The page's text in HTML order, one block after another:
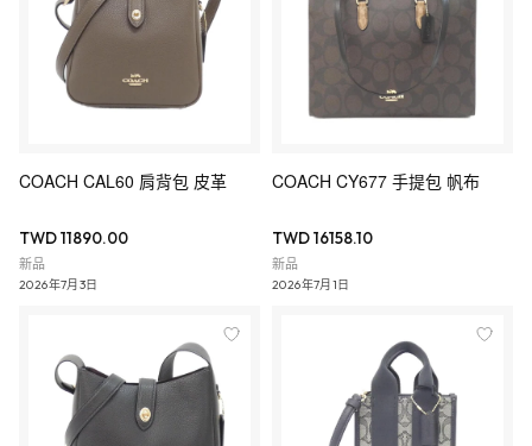
COACH CAL60 肩背包 皮革
TWD 11890.00
新品
2026年7月3日
COACH CY677 手提包 帆布
TWD 16158.10
新品
2026年7月1日